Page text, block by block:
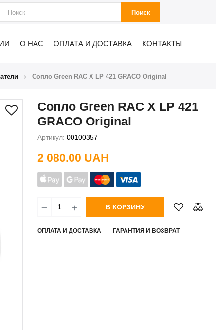
Поиск
О НАС ОПЛАТА И ДОСТАВКА КОНТАКТЫ
Сопло Green RAC X LP 421 GRACO Original
Сопло Green RAC X LP 421
GRACO Original
Артикул: 00100357
2 080.00 UAH
В КОРЗИНУ
ОПЛАТА И ДОСТАВКА ГАРАНТИЯ И ВОЗВРАТ